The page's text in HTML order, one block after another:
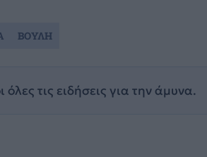
τις ειδήσεις για την άμυνα.
ΒΟΥΛΗ